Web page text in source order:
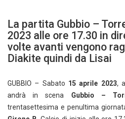
La partita Gubbio –
2023 alle ore 17.30 in
volte avanti vengono
Diakite quindi da Lisai
GUBBIO – Sabato 15 aprile 2023,
andrà in scena Gubbio –
trentasettesima e penultima